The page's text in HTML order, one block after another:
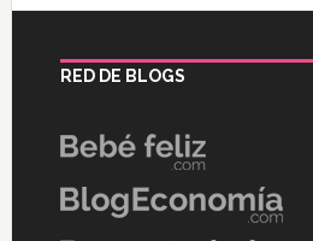
RED DE BLOGS